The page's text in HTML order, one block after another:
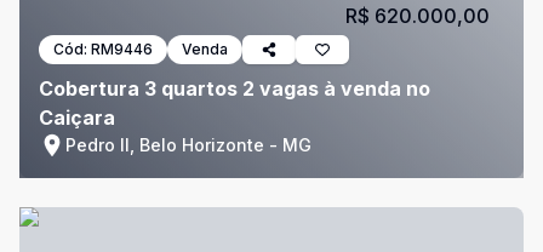
Cód: RM9446 Venda
Cobertura 3 quartos 2 vagas à venda no
Caiçara
Pedro II, Belo Horizonte - MG
R$ 620.000,00